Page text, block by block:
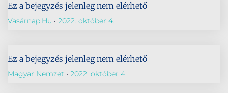
Ez a bejegyzés jelenleg nem elérhető
Vasárnap.hu 2022. október 4.
Ez a bejegyzés jelenleg nem elérhető
Magyar Nemzet 2022. október 4.